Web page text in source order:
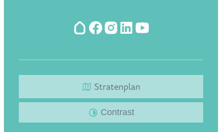
HoplrFacebook
Instagram
LinkedIn
YouTube
Stratenplan
Contrast